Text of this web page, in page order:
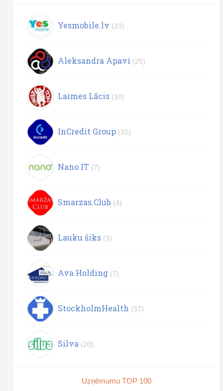
Yesmobile.lv (23)
Aleksandra Apavi (25)
Laimes Lācis (10)
InCredit Group (32)
Nano IT (7)
Smarzas.Club (4)
Lauku šiks (3)
Ava Holding (7)
StockholmHealth (37)
Silva (20)
Uzņēmumu TOP 100